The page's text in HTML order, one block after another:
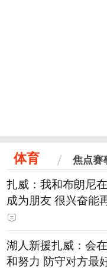
体育 焦点赛
扎威：我和布朗尼
成为朋友 很兴奋能
湖人新援扎威：会
和努力 防守对方最